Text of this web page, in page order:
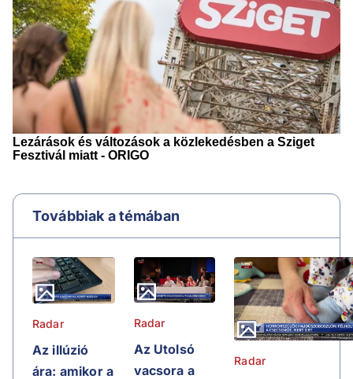
Továbbiak a témában
Radar
Az illúzió
ára: amikor a
Radar
Az Utolsó
vacsora a
Radar